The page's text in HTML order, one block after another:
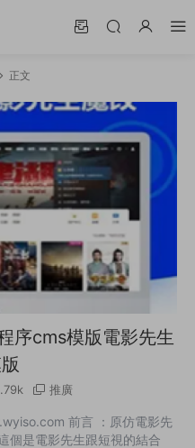
正文
序cms模版電影先生
推廣
前言 ：原仿電影先
個是電影先生跟短視的結合